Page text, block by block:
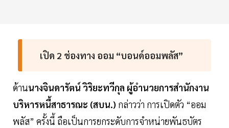
เปิด 2 ช่องทาง ออม “บอนด์ออมพลัส”
ด้านนางจินดารัตน์ วิริยะทวีกุล ผู้อำนวยการสำนักงาน
บริหารหนี้สาธารณะ (สบน.) กล่าวว่า การเปิดตัว “ออม
พลัส” ครั้งนี้ ถือเป็นการยกระดับการจำหน่ายพันธบัตร